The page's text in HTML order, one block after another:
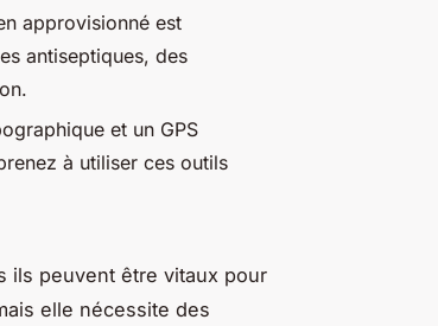
approvisionné est
antiseptiques, des
et un GPS
à utiliser ces outils
ils peuvent être vitaux pour
elle nécessite des